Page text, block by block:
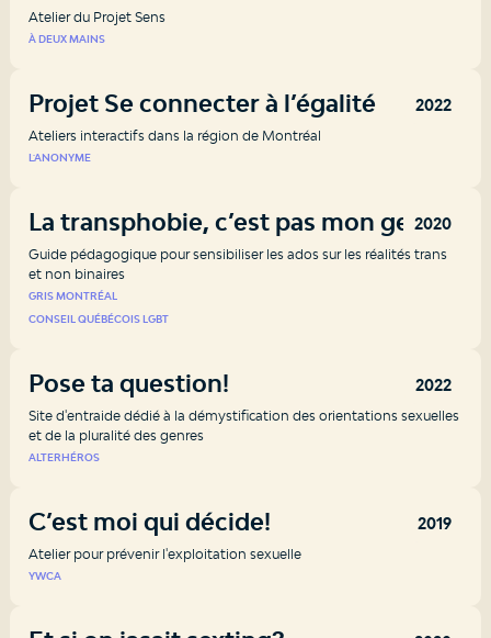
Atelier du Projet Sens
À DEUX MAINS
2022
Projet Se connecter à l’égalité
Ateliers interactifs dans la région de Montréal
L'ANONYME
2020
La transphobie, c’est pas mon genre
Guide pédagogique pour sensibiliser les ados sur les réalités trans
et non binaires
GRIS MONTRÉAL
CONSEIL QUÉBÉCOIS LGBT
2022
Pose ta question!
Site d'entraide dédié à la démystification des orientations sexuelles
et de la pluralité des genres
ALTERHÉROS
2019
C’est moi qui décide!
Atelier pour prévenir l'exploitation sexuelle
YWCA